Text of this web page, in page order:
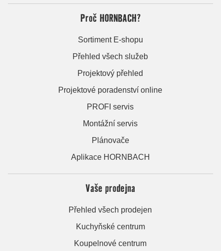
Proč HORNBACH?
Sortiment E-shopu
Přehled všech služeb
Projektový přehled
Projektové poradenství online
PROFI servis
Montážní servis
Plánovače
Aplikace HORNBACH
Vaše prodejna
Přehled všech prodejen
Kuchyňské centrum
Koupelnové centrum